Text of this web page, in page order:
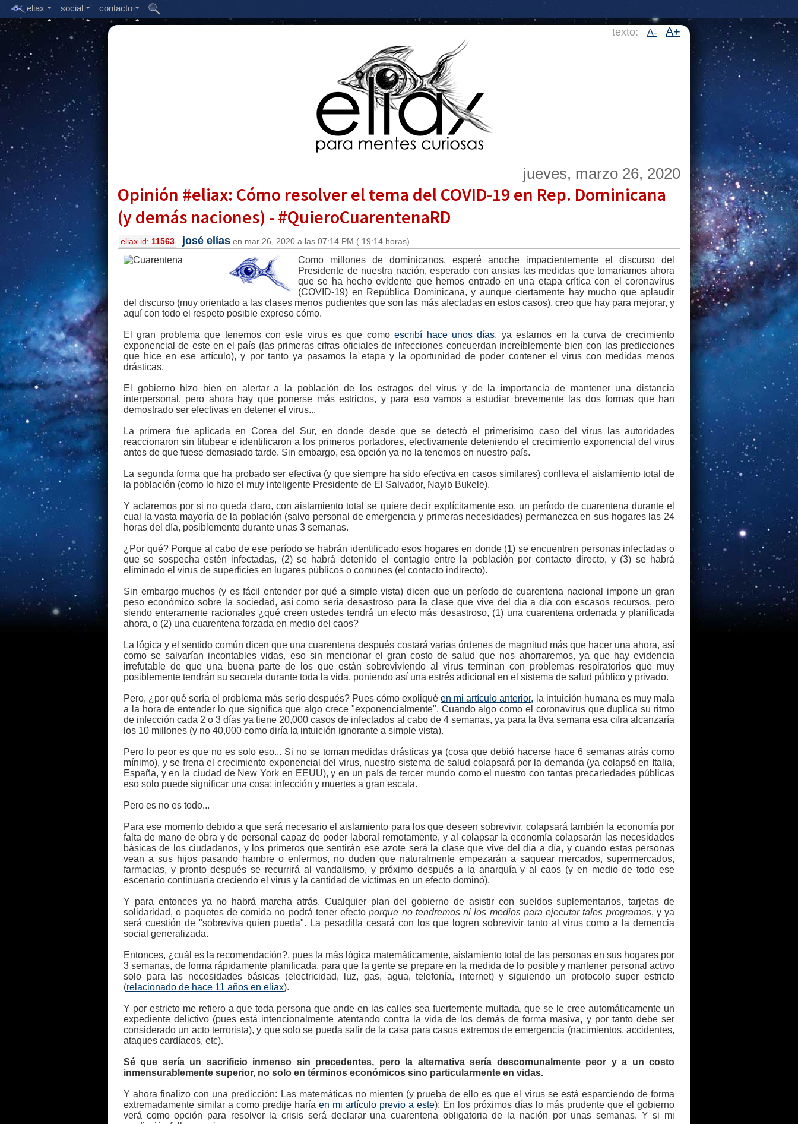
eliax social contacto
texto: A- A+
jueves, marzo 26, 2020
Opinión #eliax: Cómo resolver el tema del COVID-19 en Rep. Dominicana
(y demás naciones) - #QuieroCuarentenaRD
eliax id: 11563 josé elías en mar 26, 2020 a las 07:14 PM ( 19:14 horas)
Como millones de dominicanos, esperé anoche impacientemente el discurso del
Presidente de nuestra nación, esperado con ansias las medidas que tomaríamos ahora
que se ha hecho evidente que hemos entrado en una etapa crítica con el coronavirus
(COVID-19) en República Dominicana, y aunque ciertamente hay mucho que aplaudir
del discurso (muy orientado a las clases menos pudientes que son las más afectadas en estos casos), creo que hay para mejorar, y
aquí con todo el respeto posible expreso cómo.
El gran problema que tenemos con este virus es que comoescribí hace unos días, ya estamos en la curva de crecimiento
exponencial de este en el país (las primeras cifras oficiales de infecciones concuerdan increíblemente bien con las predicciones
que hice en ese artículo), y por tanto ya pasamos la etapa y la oportunidad de poder contener el virus con medidas menos
drásticas.
El gobierno hizo bien en alertar a la población de los estragos del virus y de la importancia de mantener una distancia
interpersonal, pero ahora hay que ponerse más estrictos, y para eso vamos a estudiar brevemente las dos formas que han
demostrado ser efectivas en detener el virus...
La primera fue aplicada en Corea del Sur, en donde desde que se detectó el primerísimo caso del virus las autoridades
reaccionaron sin titubear e identificaron a los primeros portadores, efectivamente deteniendo el crecimiento exponencial del virus
antes de que fuese demasiado tarde. Sin embargo, esa opción ya no la tenemos en nuestro país.
La segunda forma que ha probado ser efectiva (y que siempre ha sido efectiva en casos similares) conlleva el aislamiento total de
la población (como lo hizo el muy inteligente Presidente de El Salvador, Nayib Bukele).
Y aclaremos por si no queda claro, con aislamiento total se quiere decir explícitamente eso, un período de cuarentena durante el
cual la vasta mayoría de la población (salvo personal de emergencia y primeras necesidades) permanezca en sus hogares las 24
horas del día, posiblemente durante unas 3 semanas.
¿Por qué? Porque al cabo de ese período se habrán identificado esos hogares en donde (1) se encuentren personas infectadas o
que se sospecha estén infectadas, (2) se habrá detenido el contagio entre la población por contacto directo, y (3) se habrá
eliminado el virus de superficies en lugares públicos o comunes (el contacto indirecto).
Sin embargo muchos (y es fácil entender por qué a simple vista) dicen que un período de cuarentena nacional impone un gran
peso económico sobre la sociedad, así como sería desastroso para la clase que vive del día a día con escasos recursos, pero
siendo enteramente racionales ¿qué creen ustedes tendrá un efecto más desastroso, (1) una cuarentena ordenada y planificada
ahora, o (2) una cuarentena forzada en medio del caos?
La lógica y el sentido común dicen que una cuarentena después costará varias órdenes de magnitud más que hacer una ahora, así
como se salvarían incontables vidas, eso sin mencionar el gran costo de salud que nos ahorraremos, ya que hay evidencia
irrefutable de que una buena parte de los que están sobreviviendo al virus terminan con problemas respiratorios que muy
posiblemente tendrán su secuela durante toda la vida, poniendo así una estrés adicional en el sistema de salud público y privado.
Pero, ¿por qué sería el problema más serio después? Pues cómo expliquéen mi artículo anterior, la intuición humana es muy mala
a la hora de entender lo que significa que algo crece "exponencialmente". Cuando algo como el coronavirus que duplica su ritmo
de infección cada 2 o 3 días ya tiene 20,000 casos de infectados al cabo de 4 semanas, ya para la 8va semana esa cifra alcanzaría
los 10 millones (y no 40,000 como diría la intuición ignorante a simple vista).
Pero lo peor es que no es solo eso... Si no se toman medidas drásticasya (cosa que debió hacerse hace 6 semanas atrás como
mínimo), y se frena el crecimiento exponencial del virus, nuestro sistema de salud colapsará por la demanda (ya colapsó en Italia,
España, y en la ciudad de New York en EEUU), y en un país de tercer mundo como el nuestro con tantas precariedades públicas
eso solo puede significar una cosa: infección y muertes a gran escala.
Pero es no es todo...
Para ese momento debido a que será necesario el aislamiento para los que deseen sobrevivir, colapsará también la economía por
falta de mano de obra y de personal capaz de poder laboral remotamente, y al colapsar la economía colapsarán las necesidades
básicas de los ciudadanos, y los primeros que sentirán ese azote será la clase que vive del día a día, y cuando estas personas
vean a sus hijos pasando hambre o enfermos, no duden que naturalmente empezarán a saquear mercados, supermercados,
farmacias, y pronto después se recurrirá al vandalismo, y próximo después a la anarquía y al caos (y en medio de todo ese
escenario continuaría creciendo el virus y la cantidad de víctimas en un efecto dominó).
Y para entonces ya no habrá marcha atrás. Cualquier plan del gobierno de asistir con sueldos suplementarios, tarjetas de
solidaridad, o paquetes de comida no podrá tener efectoporque no tendremos ni los medios para ejecutar tales programas, y ya
será cuestión de "sobreviva quien pueda". La pesadilla cesará con los que logren sobrevivir tanto al virus como a la demencia
social generalizada.
Entonces, ¿cuál es la recomendación?, pues la más lógica matemáticamente, aislamiento total de las personas en sus hogares por
3 semanas, de forma rápidamente planificada, para que la gente se prepare en la medida de lo posible y mantener personal activo
solo para las necesidades básicas (electricidad, luz, gas, agua, telefonía, internet) y siguiendo un protocolo super estricto
(relacionado de hace 11 años en eliax).
Y por estricto me refiero a que toda persona que ande en las calles sea fuertemente multada, que se le cree automáticamente un
expediente delictivo (pues está intencionalmente atentando contra la vida de los demás de forma masiva, y por tanto debe ser
considerado un acto terrorista), y que solo se pueda salir de la casa para casos extremos de emergencia (nacimientos, accidentes,
ataques cardíacos, etc).
Sé que sería un sacrificio inmenso sin precedentes, pero la alternativa sería descomunalmente peor y a un costo
inmensurablemente superior, no solo en términos económicos sino particularmente en vidas.
Y ahora finalizo con una predicción: Las matemáticas no mienten (y prueba de ello es que el virus se está esparciendo de forma
extremadamente similar a como predije haría en mi artículo previo a este): En los próximos días lo más prudente que el gobierno
verá como opción para resolver la crisis será declarar una cuarentena obligatoria de la nación por unas semanas. Y si mi